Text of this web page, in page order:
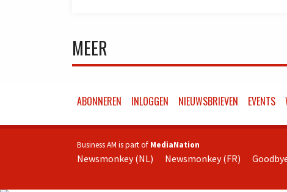
MEER
ABONNEREN INLOGGEN NIEUWSBRIEVEN EVENTS
Business AM is part of MediaNation
Newsmonkey (NL) Newsmonkey (FR)